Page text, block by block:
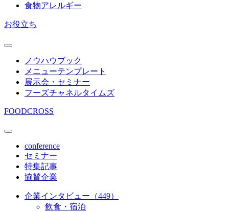
食物アレルギー
お役立ち
ノウハウブック
メニューテンプレート
展示会・セミナー
フーズチャネルタイムズ
FOODCROSS
conference
セミナー
特集記事
協賛企業
企業インタビュー（449）
飲食・宿泊